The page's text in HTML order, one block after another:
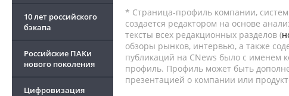
10 лет российского
бэкапа
Российские ПАКи
нового поколения
Цифровизация
* Страница-профиль компании,
создается редактором на основе
тексты всех редакционных разделов (
обзоры рынков, интервью, а также
публикаций на CNews было с именем
профиль. Профиль может быть
презентацией о компании или